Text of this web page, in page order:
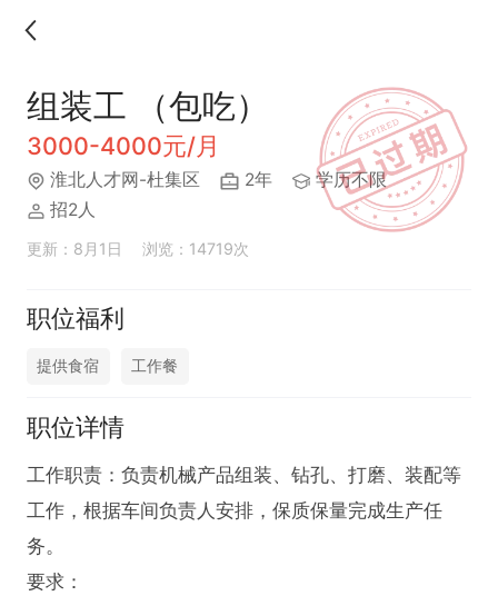
组装工 （包吃）
3000-4000元/月
淮北人才网-杜集区 2年
学历不限
招2人
更新：8月1日 浏览：14719次
职位福利
提供食宿 工作餐
职位详情
工作职责：负责机械产品组装、钻孔、打磨、装配等
工作，根据车间负责人安排，保质保量完成生产任
务。
要求：